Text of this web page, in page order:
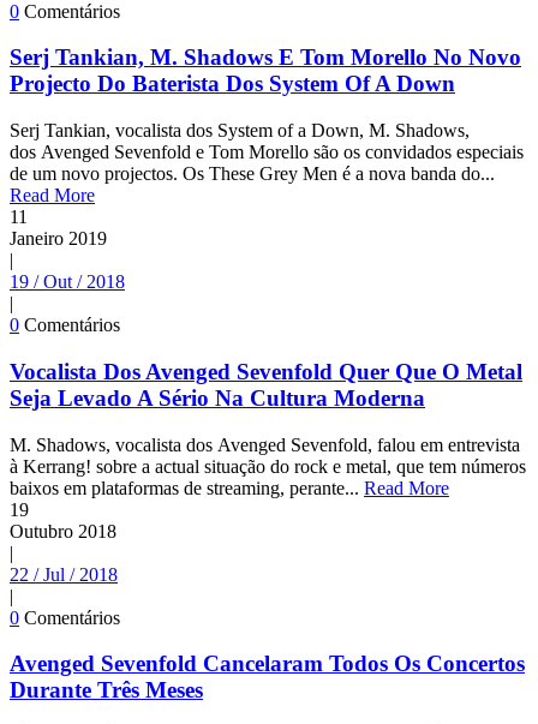
0 Comentários
Serj Tankian, M. Shadows E Tom Morello No Novo
Projecto Do Baterista Dos System Of A Down
Serj Tankian, vocalista dos System of a Down, M. Shadows,
dos Avenged Sevenfold e Tom Morello são os convidados especiais
de um novo projectos. Os These Grey Men é a nova banda do...
Read More
11
Janeiro 2019
|
19 / Out / 2018
|
0 Comentários
Vocalista Dos Avenged Sevenfold Quer Que O Metal
Seja Levado A Sério Na Cultura Moderna
M. Shadows, vocalista dos Avenged Sevenfold, falou em entrevista
à Kerrang! sobre a actual situação do rock e metal, que tem números
baixos em plataformas de streaming, perante... Read More
19
Outubro 2018
|
22 / Jul / 2018
|
0 Comentários
Avenged Sevenfold Cancelaram Todos Os Concertos
Durante Três Meses